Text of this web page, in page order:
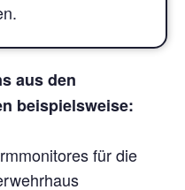
aus den
beispielsweise:
für die